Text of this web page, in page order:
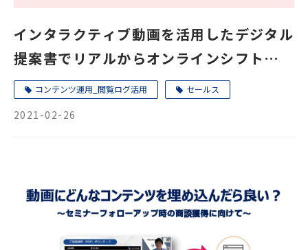
インタラクティブ動画を活用したデジタル
提案書でリアルからオンラインシフトして
出来ること・置き換えられることをご紹介
コンテンツ運用_閲覧ログ活用 セールス
2021-02-26